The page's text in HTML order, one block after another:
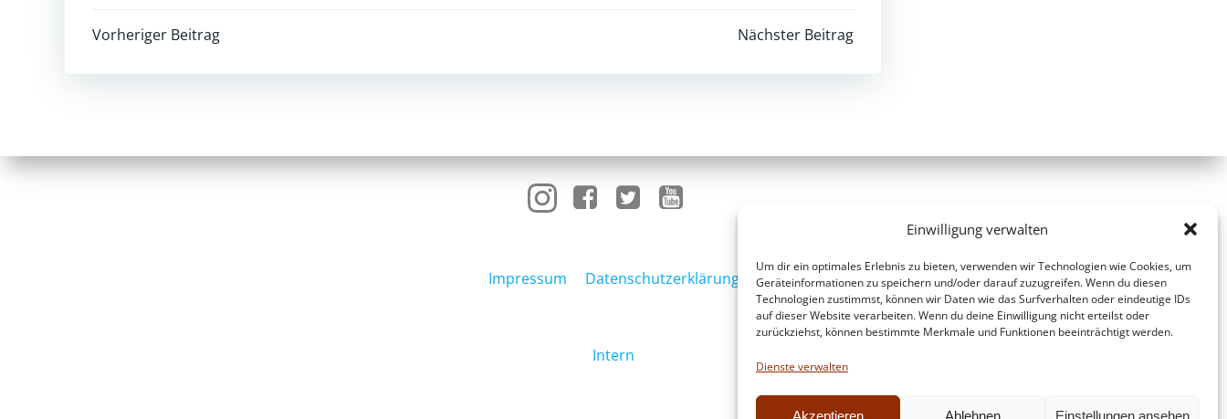
Einwilligung verwalten
Um dir ein optimales Erlebnis zu bieten, verwenden wir Technologien wie Cookies, um
Geräteinformationen zu speichern und/oder darauf zuzugreifen. Wenn du diesen
Technologien zustimmst, können wir Daten wie das Surfverhalten oder eindeutige IDs
auf dieser Website verarbeiten. Wenn du deine Einwilligung nicht erteilst oder
zurückziehst, können bestimmte Merkmale und Funktionen beeinträchtigt werden.
Dienste verwalten
Akzeptieren Ablehnen Einstellungen ansehen
Post
navigation
Vorheriger Beitrag
navigation
Nächster Beitrag
Impressum Datenschutzerklärung
Intern